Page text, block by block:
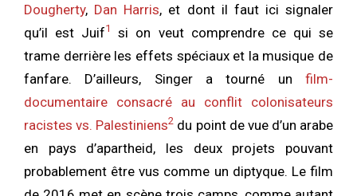
Dougherty, Dan Harris, et dont il faut ici signaler
qu’il est Juif1
si on veut comprendre ce qui se
trame derrière les effets spéciaux et la musique de
fanfare. D’ailleurs, Singer a tourné un film-
documentaire consacré au conflit colonisateurs
racistes vs. Palestiniens2 du point de vue d’un arabe
en pays d’apartheid, les deux projets pouvant
probablement être vus comme un diptyque. Le film